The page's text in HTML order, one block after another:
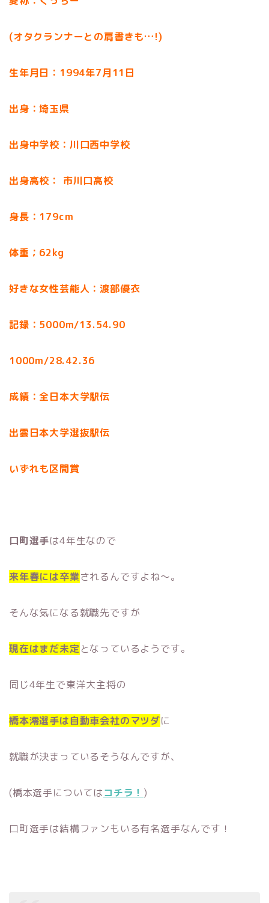
(オタクランナーとの肩書きも…!)
生年月日：1994年7月11日
出身：埼玉県
出身中学校：川口西中学校
出身高校： 市川口高校
身長：179cm
体重；62kg
好きな女性芸能人：渡部優衣
記録：5000m/13.54.90
1000m/28.42.36
成績：全日本大学駅伝
出雲日本大学選抜駅伝
いずれも区間賞
口町選手は4年生なので
来年春には卒業されるんですよね〜。
そんな気になる就職先ですが
現在はまだ未定となっているようです。
同じ4年生で東洋大主将の
橋本澪選手は自動車会社のマツダに
就職が決まっているそうなんですが、
(橋本選手についてはコチラ！ )
口町選手は結構ファンもいる有名選手なんです！